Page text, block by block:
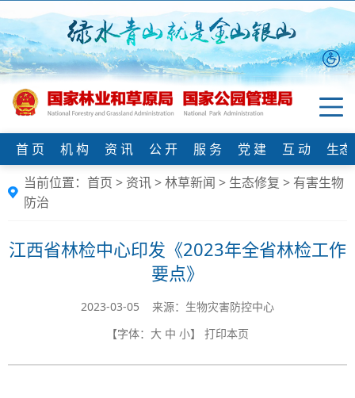
首 页 机 构 资 讯 公 开 服 务 党 建 互 动
生
当前位置： 首页 > 资讯>林草新闻 > 生态修复 > 有害生物
防治
江西省林检中心印发《2023年全省林检工作
要点》
2023-03-05 来源：生物灾害防控中心
【字体： 大 中 小】 打印本页